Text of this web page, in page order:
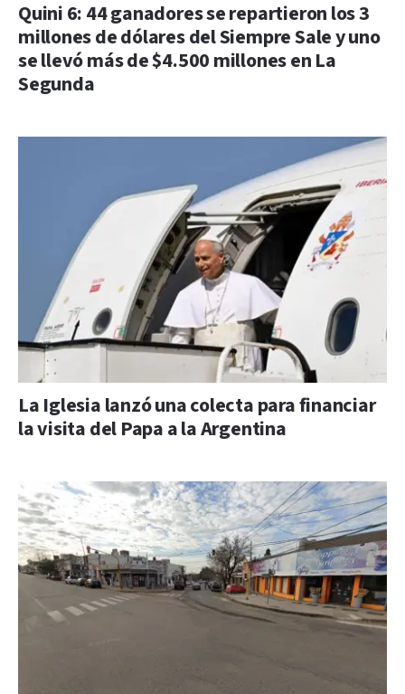
Quini 6: 44 ganadores se repartieron los 3
millones de dólares del Siempre Sale y uno
se llevó más de $4.500 millones en La
Segunda
La Iglesia lanzó una colecta para financiar
la visita del Papa a la Argentina